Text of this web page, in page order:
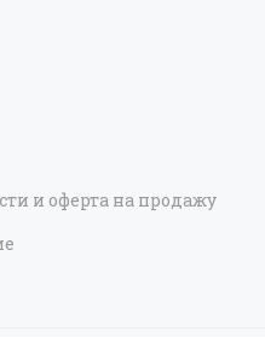
и оферта на продажу